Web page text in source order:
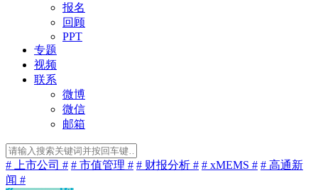
报名
回顾
PPT
专题
视频
联系
微博
微信
邮箱
# 上市公司 # # 市值管理 # # 财报分析 # # xMEMS # # 高通新
闻 #